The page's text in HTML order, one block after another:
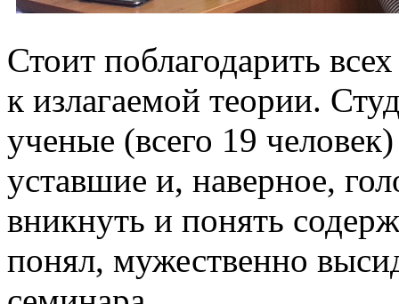
Стоит поблагодарить
к излагаемой теории.
ученые (всего 19
уставшие и, наверное,
вникнуть и понять
понял, мужественно